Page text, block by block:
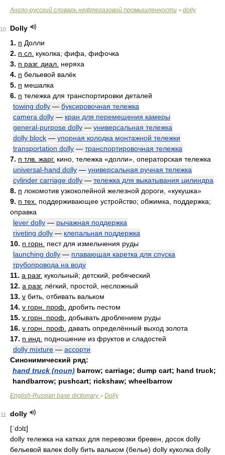
Англо-русский словарь нефтегазовой промышленности > dolly
10
Dolly
1. n Долли
2. n сл. куколка; фифа, фифочка
3. n разг. диал. неряха
4. n бельевой валёк
5. n мешалка
6. n тележка для транспортировки деталей
towing dolly — буксировочная тележка
camera dolly — кран для перемещения камеры
general-purpose dolly — универсальная тележка
dolly block — упорная колодка монтажной тележки
transportation dolly — транспортировочная тележка
7. n тлв. жарг. кино, тележка «долли», операторская тележка
universal-hand dolly — универсальная ручная тележка
cylinder carriage dolly — тележка для выкатывания цилиндра
8. n локомотив узкоколейной железной дороги, «кукушка»
9. n тех. поддерживающее устройство; обжимка, поддержка;
оправка
lever dolly — рычажная поддержка
riveting dolly — клепальная поддержка
10. n горн.
пест для измельчения руды
launching dolly — плавающая каретка для спуска
трубопровода на воду
11. a разг. кукольный; детский, ребяческий
12. a разг. лёгкий, простой, несложный
13. v бить, отбивать вальком
14. v горн. проф.
дробить пестом
15. v горн. проф.
добывать дроблением руды
16. v горн. проф.
давать определённый выход золота
17. n инд.
подношение из фруктов и сладостей
dolly mixture — ассорти
Синонимический ряд:
hand truck (noun) barrow; carriage; dump cart; hand truck;
handbarrow; pushcart; rickshaw; wheelbarrow
English-Russian base dictionary> Dolly
11
dolly
[ˈdɔlɪ]
dolly тележка на катках для перевозки бревен, досок dolly
бельевой валек dolly бить вальком (белье) dolly куколка dolly